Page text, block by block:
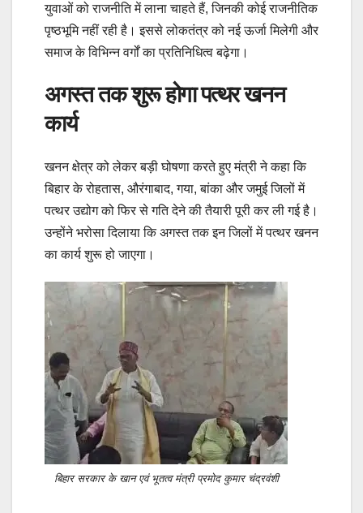
युवाओं को राजनीति में लाना चाहते हैं, जिनकी कोई राजनीतिक
पृष्ठभूमि नहीं रही है। इससे लोकतंत्र को नई ऊर्जा मिलेगी और
समाज के विभिन्न वर्गों का प्रतिनिधित्व बढ़ेगा।
अगस्त तक शुरू होगा पत्थर खनन
कार्य
खनन क्षेत्र को लेकर बड़ी घोषणा करते हुए मंत्री ने कहा कि
बिहार के रोहतास, औरंगाबाद, गया, बांका और जमुई जिलों में
पत्थर उद्योग को फिर से गति देने की तैयारी पूरी कर ली गई है।
उन्होंने भरोसा दिलाया कि अगस्त तक इन जिलों में पत्थर खनन
का कार्य शुरू हो जाएगा।
बिहार सरकार के खान एवं भूतत्व मंत्री प्रमोद कुमार चंद्रवंशी